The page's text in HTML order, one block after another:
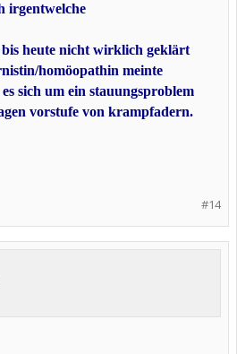
irgentwelche
heute nicht wirklich geklärt
homöopathin meinte
sich um ein stauungsproblem
vorstufe von krampfadern.
#14